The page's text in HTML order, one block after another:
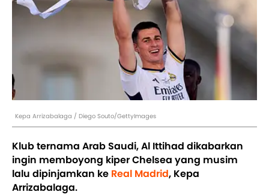
Kepa Arrizabalaga / Diego Souto/GettyImages
Klub ternama Arab Saudi, Al Ittihad dikabarkan
ingin memboyong kiper Chelsea yang musim
lalu dipinjamkan ke Real Madrid, Kepa
Arrizabalaga.